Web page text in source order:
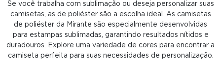
Se você trabalha com sublimação ou deseja personalizar suas
camisetas, as de poliéster são a escolha ideal. As camisetas
de poliéster da Mirante são especialmente desenvolvidas
para estampas sublimadas, garantindo resultados nítidos e
duradouros. Explore uma variedade de cores para encontrar a
camiseta perfeita para suas necessidades de personalização.